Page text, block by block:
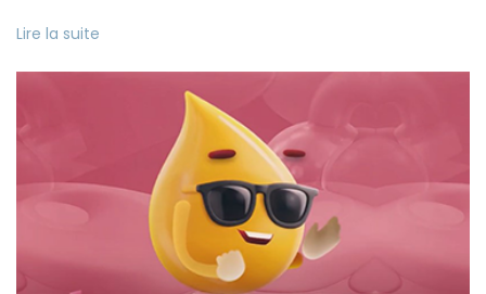
Lire la suite